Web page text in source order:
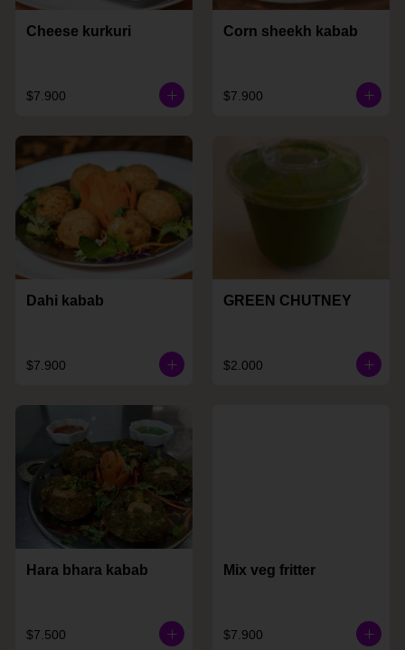
Cheese kurkuri
$7.900
Corn sheekh kabab
$7.900
Dahi kabab
$7.900
GREEN CHUTNEY
$2.000
Hara bhara kabab
$7.500
Mix veg fritter
$7.900